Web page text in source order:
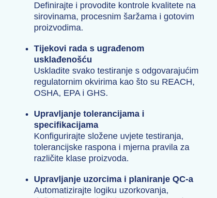
Definirajte i provodite kontrole kvalitete na
sirovinama, procesnim šaržama i gotovim
proizvodima.
Tijekovi rada s ugrađenom
usklađenošću
Uskladite svako testiranje s odgovarajućim
regulatornim okvirima kao što su REACH,
OSHA, EPA i GHS.
Upravljanje tolerancijama i
specifikacijama
Konfigurirajte složene uvjete testiranja,
tolerancijske raspona i mjerna pravila za
različite klase proizvoda.
Upravljanje uzorcima i planiranje QC-a
Automatizirajte logiku uzorkovanja,